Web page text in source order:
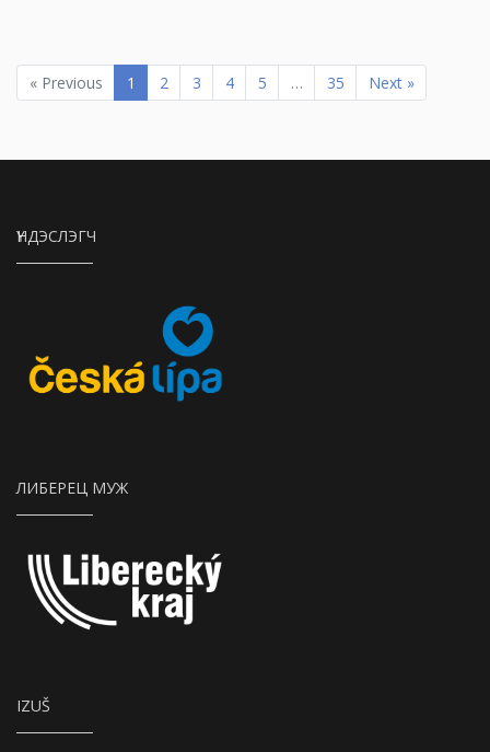
« Previous 1 2 3 4 5 … 35 Next »
ҮНДЭСЛЭГЧ
ЛИБЕРЕЦ МУЖ
IZUŠ